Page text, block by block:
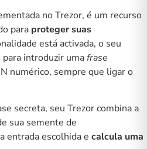
no Trezor, é um recurso
para proteger suas
está activada, o seu
introduzir umafrase
numérico, sempre que ligar o
secreta, seu Trezor combina a
sua semente de
entrada escolhida e calcula uma